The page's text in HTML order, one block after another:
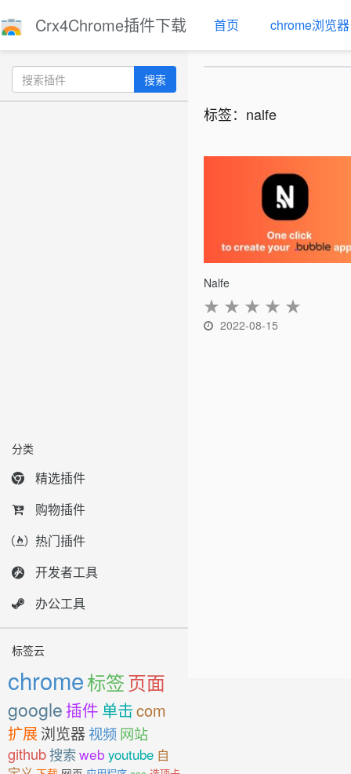
Crx4Chrome插件下载 首页 chrome浏览器
搜索
分类
精选插件
购物插件
热门插件
开发者工具
办公工具
标签云
chrome标签页面
google 插件 单击com
扩展浏览器 视频网站
github搜索web youtube 自
标签：nalfe
Nalfe
★ ★ ★ ★ ★
2022-08-15